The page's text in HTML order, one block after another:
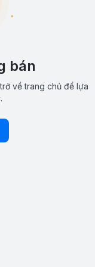
bán
về trang chủ để lựa